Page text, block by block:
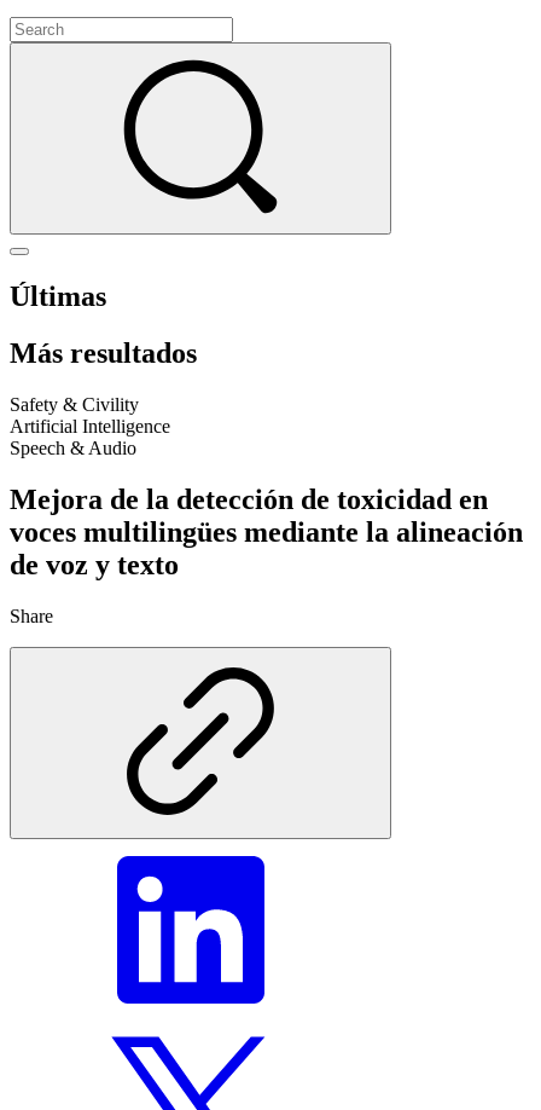
Últimas
Más resultados
Safety & Civility
Artificial Intelligence
Speech & Audio
Mejora de la detección de toxicidad en
voces multilingües mediante la alineación
de voz y texto
Share